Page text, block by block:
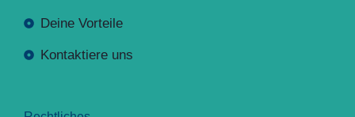
Deine Vorteile
Kontaktiere uns